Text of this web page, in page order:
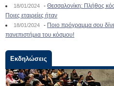
18/01/2024 -Θεσσαλονίκη: Πλήθος
Ποιες εταιρείες ήταν
18/01/2024 - Ποιο πρόγραμμα σου
πανεπιστήμια του κόσμου!
Εκδηλώσεις